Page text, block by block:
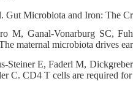
. Gut Microbiota and Iron: The
M, Ganal-Vonarburg SC,
maternal microbiota drives
Steiner E, Faderl M,
C. CD4 T cells are required for